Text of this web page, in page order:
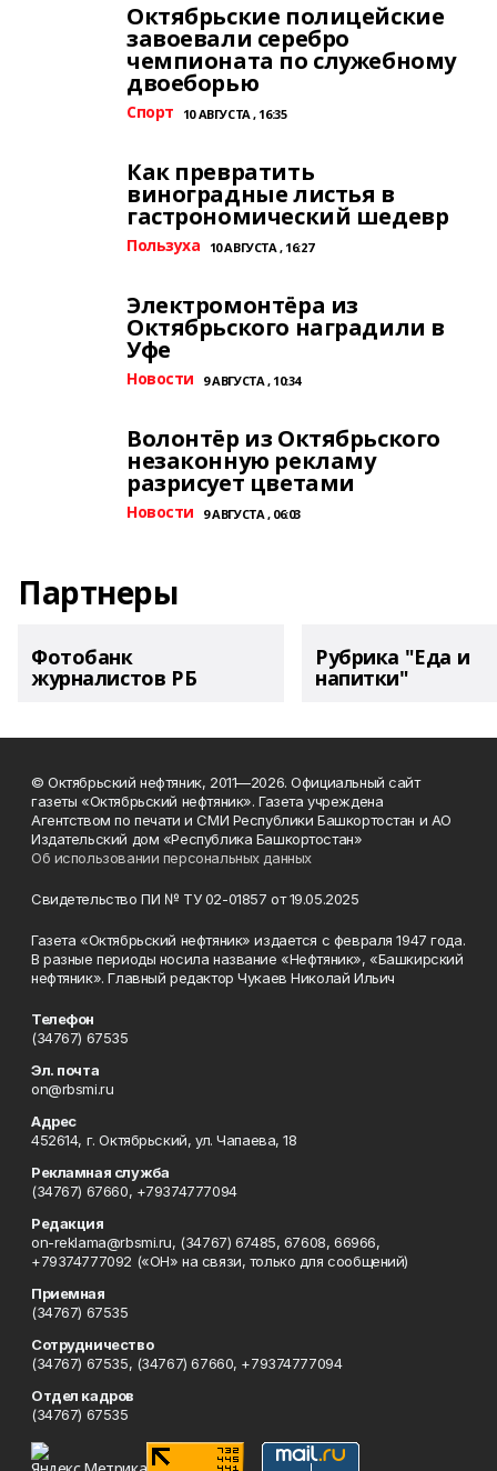
Октябрьские полицейские
завоевали серебро
чемпионата по служебному
двоеборью
Спорт 10 АВГУСТА , 16:35
Как превратить
виноградные листья в
гастрономический шедевр
Пользуха 10 АВГУСТА , 16:27
Электромонтёра из
Октябрьского наградили в
Уфе
Новости 9 АВГУСТА , 10:34
Волонтёр из Октябрьского
незаконную рекламу
разрисует цветами
Новости 9 АВГУСТА , 06:03
Партнеры
Фотобанк
журналистов РБ
Рубрика "Еда и
напитки"
© Октябрьский нефтяник, 2011—2026. Официальный сайт
газеты «Октябрьский нефтяник». Газета учреждена
Агентством по печати и СМИ Республики Башкортостан и АО
Издательский дом «Республика Башкортостан»
Об использовании персональных данных
Свидетельство ПИ № ТУ 02-01857 от 19.05.2025
Газета «Октябрьский нефтяник» издается с февраля 1947 года.
В разные периоды носила название «Нефтяник», «Башкирский
нефтяник». Главный редактор Чукаев Николай Ильич
Телефон
(34767) 67535
Эл. почта
on@rbsmi.ru
Адрес
452614, г. Октябрьский, ул. Чапаева, 18
Рекламная служба
(34767) 67660, +79374777094
Редакция
on-reklama@rbsmi.ru, (34767) 67485, 67608, 66966,
+79374777092 («ОН» на связи, только для сообщений)
Приемная
(34767) 67535
Сотрудничество
(34767) 67535, (34767) 67660, +79374777094
Отдел кадров
(34767) 67535